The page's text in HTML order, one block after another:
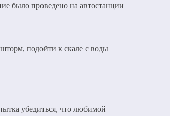
было проведено на автостанции
подойти к скале с воды
убедиться, что любимой